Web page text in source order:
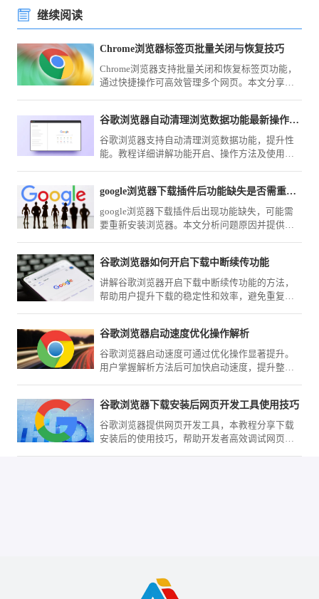
继续阅读
Chrome浏览器标签页批量关闭与恢复技巧
Chrome浏览器支持批量关闭和恢复标签页功能，
通过快捷操作可高效管理多个网页。本文分享实
谷歌浏览器自动清理浏览数据功能最新操作教程
谷歌浏览器支持自动清理浏览数据功能，提升性
能。教程详细讲解功能开启、操作方法及使用技
google浏览器下载插件后功能缺失是否需重新安装浏览器
google浏览器下载插件后出现功能缺失，可能需
要重新安装浏览器。本文分析问题原因并提供恢
谷歌浏览器如何开启下载中断续传功能
讲解谷歌浏览器开启下载中断续传功能的方法，
帮助用户提升下载的稳定性和效率，避免重复下
谷歌浏览器启动速度优化操作解析
谷歌浏览器启动速度可通过优化操作显著提升。
用户掌握解析方法后可加快启动速度，提升整体
谷歌浏览器下载安装后网页开发工具使用技巧
谷歌浏览器提供网页开发工具，本教程分享下载
安装后的使用技巧，帮助开发者高效调试网页，